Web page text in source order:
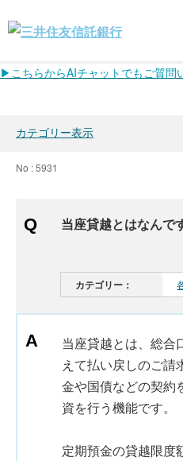
▶こちらからAIチャットでもご質問
カテゴリー表示
No : 5931
当座貸越とはなんで
カテゴリー：
当座貸越とは、総合
えて払い戻しのご請
金や国債などの契約
資を行う機能です。
定期預金の貸越限度